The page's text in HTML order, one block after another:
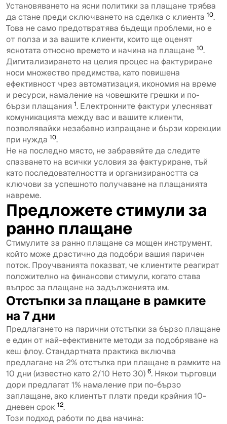
Установяването на ясни политики за плащане трябва
да стане преди сключването на сделка с клиента 10.
Това не само предотвратява бъдещи проблеми, но е
от полза и за вашите клиенти, които ще оценят
яснотата относно времето и начина на плащане 10.
Дигитализирането на целия процес на фактуриране
носи множество предимства, като повишена
ефективност чрез автоматизация, икономия на време
и ресурси, намаление на човешките грешки и по-
бързи плащания 1. Електронните фактури улесняват
комуникацията между вас и вашите клиенти,
позволявайки незабавно изпращане и бързи корекции
при нужда 10.
Не на последно място, не забравяйте да следите
спазването на всички условия за фактуриране, тъй
като последователността и организираността са
ключови за успешното получаване на плащанията
навреме.
Предложете стимули за
ранно плащане
Стимулите за ранно плащане са мощен инструмент,
който може драстично да подобри вашия паричен
поток. Проучванията показват, че клиентите реагират
положително на финансови стимули, когато става
въпрос за плащане на задълженията им.
Отстъпки за плащане в рамките
на 7 дни
Предлагането на парични отстъпки за бързо плащане
е един от най-ефективните методи за подобряване на
кеш флоу. Стандартната практика включва
предлагане на 2% отстъпка при плащане в рамките на
10 дни (известно като 2/10 Нето 30) 6. Някои търговци
дори предлагат 1% намаление при по-бързо
заплащане, ако клиентът плати преди крайния 10-
дневен срок 12.
Този подход работи по два начина: